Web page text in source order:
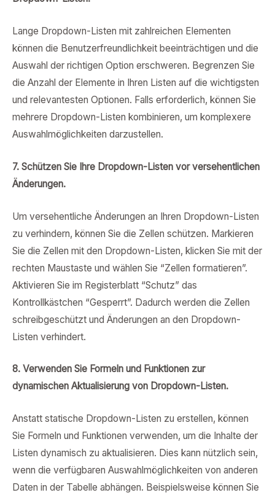
Lange Dropdown-Listen mit zahlreichen Elementen
können die Benutzerfreundlichkeit beeinträchtigen und die
Auswahl der richtigen Option erschweren. Begrenzen Sie
die Anzahl der Elemente in Ihren Listen auf die wichtigsten
und relevantesten Optionen. Falls erforderlich, können Sie
mehrere Dropdown-Listen kombinieren, um komplexere
Auswahlmöglichkeiten darzustellen.
7. Schützen Sie Ihre Dropdown-Listen vor versehentlichen
Änderungen.
Um versehentliche Änderungen an Ihren Dropdown-Listen
zu verhindern, können Sie die Zellen schützen. Markieren
Sie die Zellen mit den Dropdown-Listen, klicken Sie mit der
rechten Maustaste und wählen Sie “Zellen formatieren”.
Aktivieren Sie im Registerblatt “Schutz” das
Kontrollkästchen “Gesperrt”. Dadurch werden die Zellen
schreibgeschützt und Änderungen an den Dropdown-
Listen verhindert.
8. Verwenden Sie Formeln und Funktionen zur
dynamischen Aktualisierung von Dropdown-Listen.
Anstatt statische Dropdown-Listen zu erstellen, können
Sie Formeln und Funktionen verwenden, um die Inhalte der
Listen dynamisch zu aktualisieren. Dies kann nützlich sein,
wenn die verfügbaren Auswahlmöglichkeiten von anderen
Daten in der Tabelle abhängen. Beispielsweise können Sie